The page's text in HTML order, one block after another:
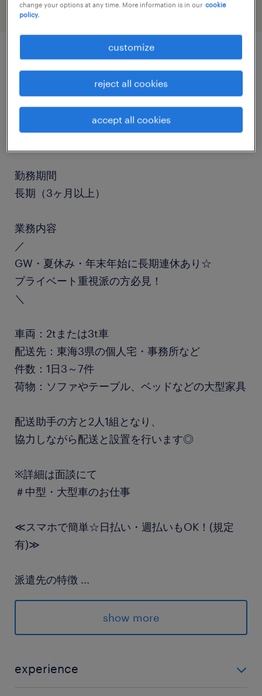
job details
職種
個配・宅配・ルート・配送、中型トラック、準中
勤務期間
長期（3ヶ月以上）
業務内容
／
GW・夏休み・年末年始に長期連休あり☆
プライベート重視派の方必見！
＼
車両：2tまたは3t車
配送先：東海3県の個人宅・事務所など
件数：1日3～7件
荷物：ソファやテーブル、ベッドなどの大型家具
配送助手の方と2人1組となり、
協力しながら配送と設置を行います◎
※詳細は面談にて
＃中型・大型車のお仕事
≪スマホで簡単☆日払い・週払いもOK！(規定
有)≫
派遣先の特徴 ...
20代.30代.40代の年齢層の方が活躍している活
気のある職場です。
関西本線／弥富駅（車7分）
show more
experience
change your options at any time. More information is in our cookie
policy.
customize
reject all cookies
accept all cookies